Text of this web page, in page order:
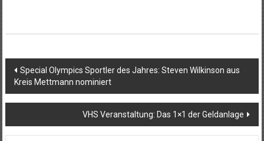
Beitragsnavigation
Special Olympics Sportler des Jahres: Steven Wilkinson aus
Kreis Mettmann nominiert
VHS Veranstaltung: Das 1×1 der Geldanlage